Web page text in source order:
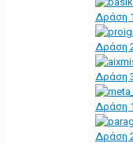
Δράση
Δράση
Δράση
Δράση
Δράση